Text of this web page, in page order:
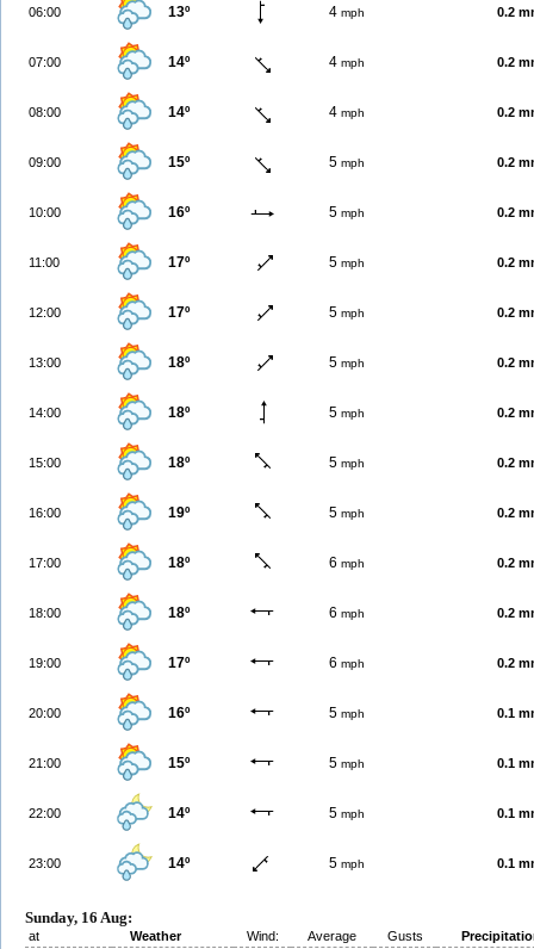
06:00 13º 4 mph 0.2
07:00 14º 4 mph 0.2
08:00 14º 4 mph 0.2
09:00 15º 5 mph 0.2
10:00 16º 5 mph 0.2
11:00 17º 5 mph 0.2
12:00 17º 5 mph 0.2
13:00 18º 5 mph 0.2
14:00 18º 5 mph 0.2
15:00 18º 5 mph 0.2
16:00 19º 5 mph 0.2
17:00 18º 6 mph 0.2
18:00 18º 6 mph 0.2
19:00 17º 6 mph 0.2
20:00 16º 5 mph 0.1
21:00 15º 5 mph 0.1
22:00 14º 5 mph 0.1
23:00 14º 5 mph 0.1
Sunday, 16 Aug:
at Weather Wind: Average Gusts